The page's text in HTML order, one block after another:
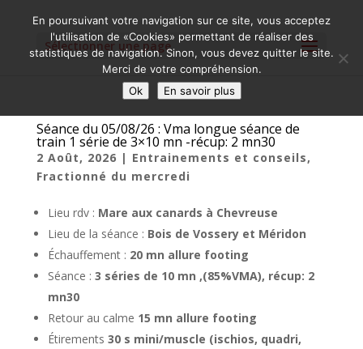
Sélectionner une page
Séance du 05/08/26 : Vma longue séance de
train 1 série de 3×10 mn -récup: 2 mn30
2 Août, 2026 | Entrainements et conseils,
Fractionné du mercredi
Lieu rdv : Mare aux canards à Chevreuse
Lieu de la séance : Bois de Vossery et Méridon
Échauffement : 20 mn allure footing
Séance : 3 séries de 10 mn ,(85%VMA), récup: 2
mn30
Retour au calme 15 mn allure footing
Étirements 30 s mini/muscle (ischios, quadri,
En poursuivant votre navigation sur ce site, vous acceptez
l'utilisation de «Cookies» permettant de réaliser des
statistiques de navigation. Sinon, vous devez quitter le site.
Merci de votre compréhension.
Ok
En savoir plus